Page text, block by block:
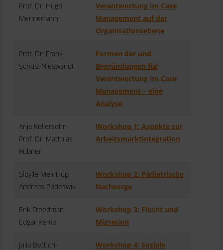
Prof. Dr. Hugo
Mennemann
Verantwortung im Case
Management auf der
Organisationsebene
Prof. Dr. Frank
Schulz-Nieswandt
Formen der und
Begründungen für
Verantwortung im Case
Management – eine
Analyse
Anja Kellersohn
Prof. Dr. Matthias
Rübner
Workshop 1: Aspekte zur
Arbeitsmarktintegration
Sibylle Meintrup
Andreas Podeswik
Workshop 2: Pädiatrische
Nachsorge
Erik Freedman
Edgar Kemp
Workshop 3: Flucht und
Migration
Julia Bettich-
Workshop 4: Soziale